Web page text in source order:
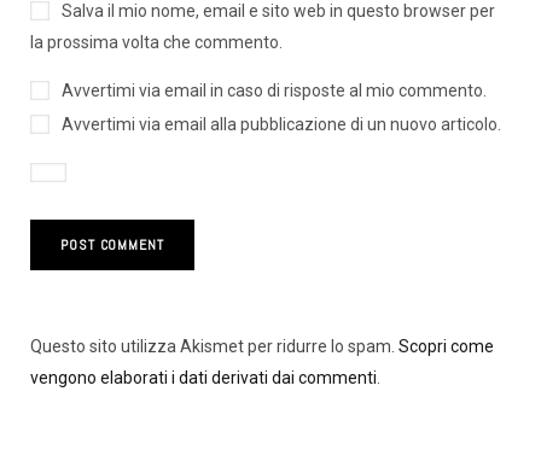
Salva il mio nome, email e sito web in questo browser per
la prossima volta che commento.
Avvertimi via email in caso di risposte al mio commento.
Avvertimi via email alla pubblicazione di un nuovo articolo.
Questo sito utilizza Akismet per ridurre lo spam. Scopri come
vengono elaborati i dati derivati dai commenti